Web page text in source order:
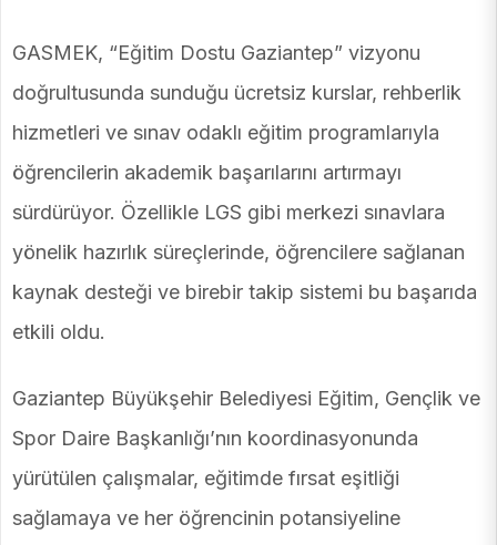
GASMEK, “Eğitim Dostu Gaziantep” vizyonu
doğrultusunda sunduğu ücretsiz kurslar, rehberlik
hizmetleri ve sınav odaklı eğitim programlarıyla
öğrencilerin akademik başarılarını artırmayı
sürdürüyor. Özellikle LGS gibi merkezi sınavlara
yönelik hazırlık süreçlerinde, öğrencilere sağlanan
kaynak desteği ve birebir takip sistemi bu başarıda
etkili oldu.
Gaziantep Büyükşehir Belediyesi Eğitim, Gençlik ve
Spor Daire Başkanlığı’nın koordinasyonunda
yürütülen çalışmalar, eğitimde fırsat eşitliği
sağlamaya ve her öğrencinin potansiyeline